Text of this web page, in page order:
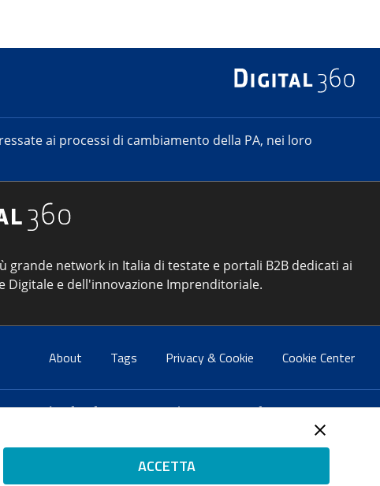
ai processi di cambiamento della PA, nei loro
grande network in Italia di testate e portali B2B dedicati ai
Digitale e dell'innovazione Imprenditoriale.
About Tags Privacy & Cookie Cookie Center
Contatti:info@forumpa.it- tel. 06 684251 - fax. 06 68425433
del 2 maggio 2008 - Direttore resp. Michela Stentella
per il sistema di management di qualità SQS (ISO
ACCETTA